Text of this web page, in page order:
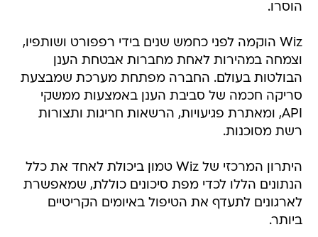
הוסרו.
Wiz הוקמה לפני כחמש שנים בידי רפפורט ושותפיו,
וצמחה במהירות לאחת מחברות אבטחת הענן
הבולטות בעולם. החברה מפתחת מערכת שמבצעת
סריקה חכמה של סביבת הענן באמצעות ממשקי
API, ומאתרת פגיעויות, הרשאות חריגות ותצורות
רשת מסוכנות.
היתרון המרכזי של Wiz טמון ביכולת לאחד את כלל
הנתונים הללו לכדי מפת סיכונים כוללת, שמאפשרת
לארגונים לתעדף את הטיפול באיומים הקריטיים
ביותר.